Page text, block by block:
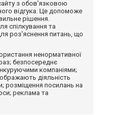
з обов'язковою
відгука. Це допоможе
рішення.
спілкування та
роз'яснення питань, що
ненормативної
безпосереднє
компаніями;
діяльність
розміщення посилань на
реклама та